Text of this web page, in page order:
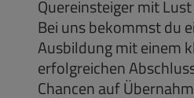
Quereinsteiger mit
Bei uns bekommst du
Ausbildung mit einem
erfolgreichen
Chancen auf